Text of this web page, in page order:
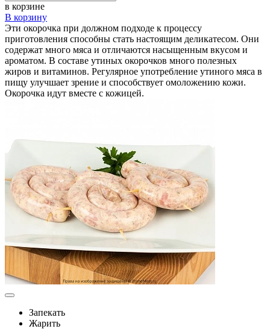
в корзине
В корзину
Эти окорочка при должном подходе к процессу
приготовления способны стать настоящим деликатесом. Они
содержат много мяса и отличаются насыщенным вкусом и
ароматом. В составе утиных окорочков много полезных
жиров и витаминов. Регулярное употребление утиного мяса в
пищу улучшает зрение и способствует омоложению кожи.
Окорочка идут вместе с кожицей.
Запекать
Жарить